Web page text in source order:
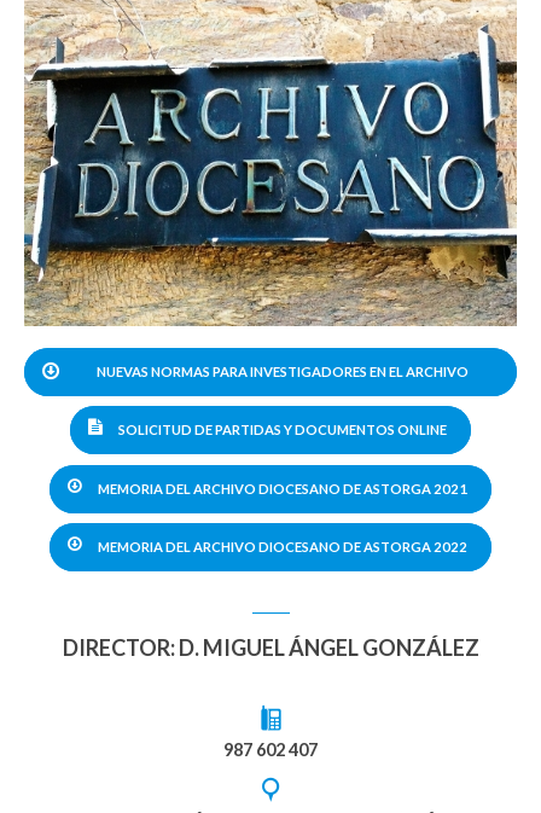
NUEVAS NORMAS PARA INVESTIGADORES EN EL ARCHIVO
SOLICITUD DE PARTIDAS Y DOCUMENTOS ONLINE
MEMORIA DEL ARCHIVO DIOCESANO DE ASTORGA 2021
MEMORIA DEL ARCHIVO DIOCESANO DE ASTORGA 2022
DIRECTOR: D. MIGUEL ÁNGEL GONZÁLEZ
987 602 407